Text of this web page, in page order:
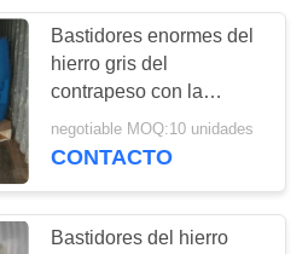
la
elevadora
30
Bastidores enormes del
hierro gris del
contrapeso con la
estructura del final que
pinta la buena superficie
negotiable MOQ:10 unidades
CONTACTO
Bastidores del hierro